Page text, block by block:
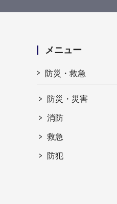
メニュー
防災・救急
防災・災害
消防
救急
防犯